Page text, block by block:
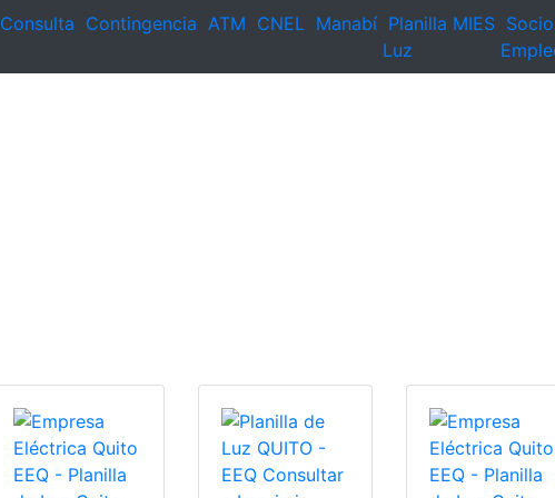
Consulta Contingencia ATM CNEL Manabí Planilla
Luz
MIES Socio